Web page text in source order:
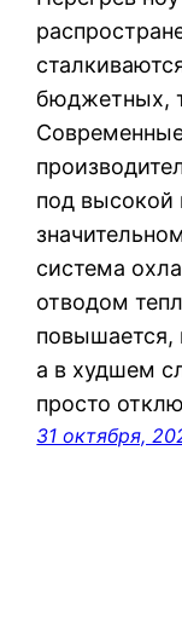
бюджетных,
под высокой
система
отводом
повышается,
а в худшем
просто
31 октября,